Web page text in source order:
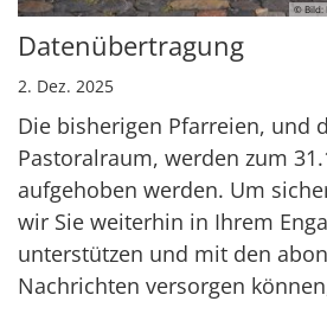
© Bild:
Datenübertragung
2. Dez. 2025
Die bisherigen Pfarreien, und
Pastoralraum, werden zum
aufgehoben werden. Um
wir Sie weiterhin in Ihrem
unterstützen und mit den
Nachrichten versorgen